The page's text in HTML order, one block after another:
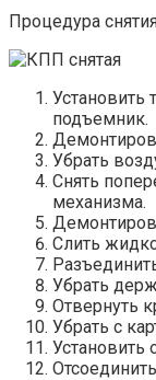
Процедура
Установить
подъемник.
Убрать
Снять
механизма.
Слить
Убрать
Отвернуть
Убрать с
Установить